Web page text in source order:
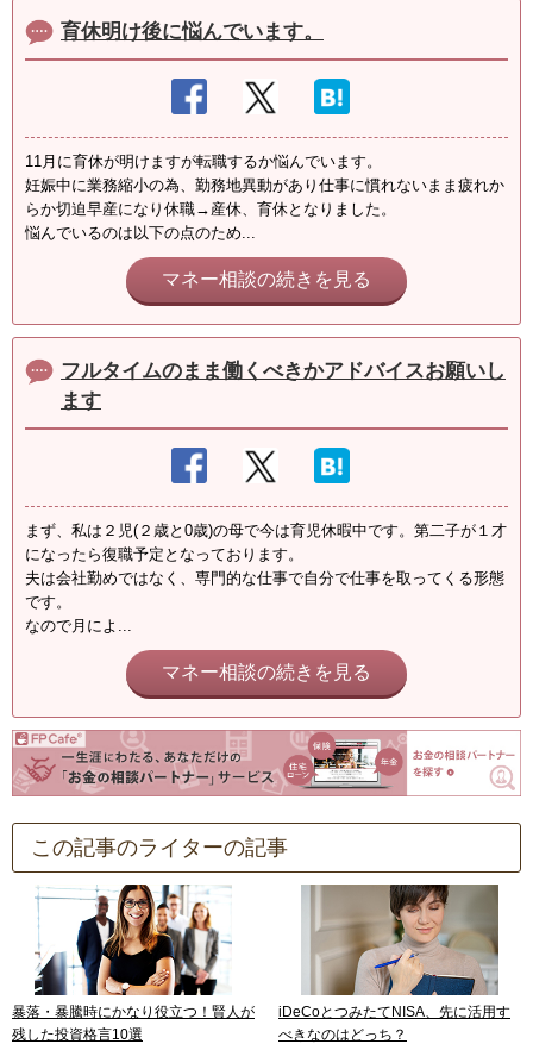
育休明け後に悩んでいます。
11月に育休が明けますが転職するか悩んでいます。
妊娠中に業務縮小の為、勤務地異動があり仕事に慣れないまま疲れか
らか切迫早産になり休職→産休、育休となりました。
悩んでいるのは以下の点のため...
マネー相談の続きを見る
フルタイムのまま働くべきかアドバイスお願いし
ます
まず、私は２児(２歳と0歳)の母で今は育児休暇中です。第二子が１才
になったら復職予定となっております。
夫は会社勤めではなく、専門的な仕事で自分で仕事を取ってくる形態
です。
なので月によ...
マネー相談の続きを見る
この記事のライターの記事
暴落・暴騰時にかなり役立つ！賢人が
残した投資格言10選
iDeCoとつみたてNISA、先に活用す
べきなのはどっち？